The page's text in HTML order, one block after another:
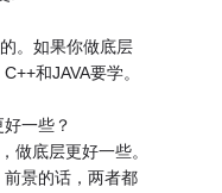
。如果你做底层
和JAVA要学。
一些？
做底层更好一些。
景的话，两者都